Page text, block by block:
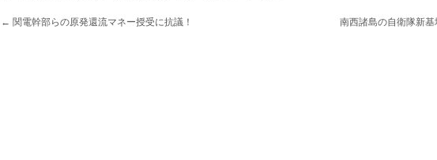
← 関電幹部らの原発還流マネー授受に抗議！ 南西諸島の自衛隊新